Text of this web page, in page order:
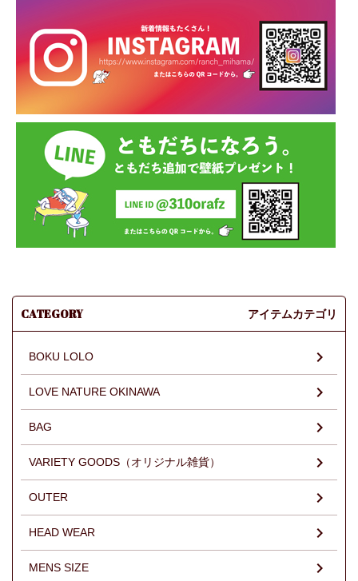
CATEGORY アイテムカテゴリ
BOKU LOLO
LOVE NATURE OKINAWA
BAG
VARIETY GOODS（オリジナル雑貨）
OUTER
HEAD WEAR
MENS SIZE